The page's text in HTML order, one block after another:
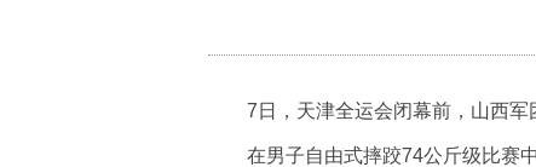
7日，天津全运会闭幕前，山西军
在男子自由式摔跤74公斤级比赛中